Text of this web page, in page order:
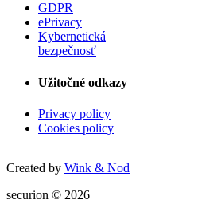
GDPR
ePrivacy
Kybernetická
bezpečnosť
Užitočné odkazy
Privacy policy
Cookies policy
Created by Wink & Nod
securion © 2026